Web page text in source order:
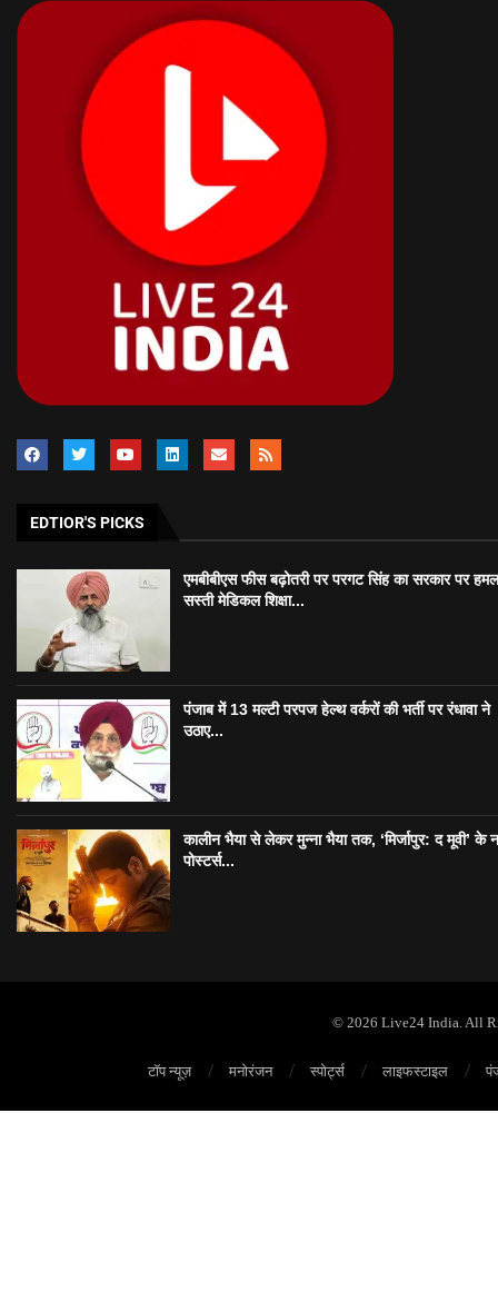
EDTIOR'S PICKS
एमबीबीएस फीस बढ़ोतरी पर परगट सिंह का सरकार पर
सस्ती मेडिकल शिक्षा...
पंजाब में 13 मल्टी परपज हेल्थ वर्करों की भर्ती पर रंधावा ने
उठाए...
कालीन भैया से लेकर मुन्ना भैया तक, ‘मिर्जापुर: द मूवी’ के
पोस्टर्स...
© 2026 Live24 India. All
टॉप न्यूज़ मनोरंजन स्पोर्ट्स लाइफस्टाइल